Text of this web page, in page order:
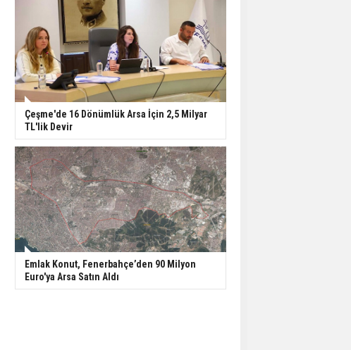
Çeşme'de 16 Dönümlük Arsa İçin 2,5 Milyar
TL'lik Devir
Emlak Konut, Fenerbahçe’den 90 Milyon
Euro'ya Arsa Satın Aldı